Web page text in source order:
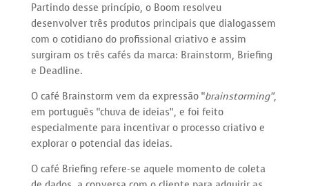
Partindo desse princípio, o Boom resolveu
desenvolver três produtos principais que dialogassem
com o cotidiano do profissional criativo e assim
surgiram os três cafés da marca: Brainstorm, Briefing
e Deadline.
O café Brainstorm vem da expressão “​brainstorming”,​
em português “chuva de ideias”, e foi feito
especialmente para incentivar o processo criativo e
explorar o potencial das ideias.
O café Briefing refere-se aquele momento de coleta